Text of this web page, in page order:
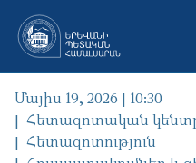
Մայիս 19, 2026 | 10:30
Հետազոտական
Հետազոտություն